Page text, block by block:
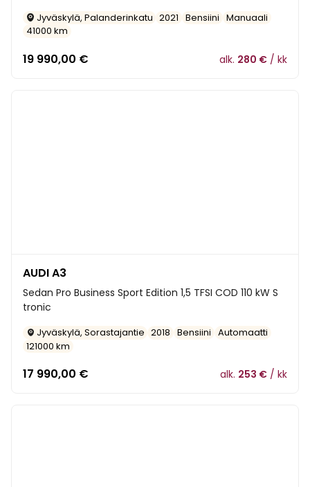
Jyväskylä, Palanderinkatu 2021 Bensiini Manuaali
41000 km
19 990,00 € alk. 280 € / kk
AUDI A3
Sedan Pro Business Sport Edition 1,5 TFSI COD 110 kW S
tronic
Jyväskylä, Sorastajantie 2018 Bensiini Automaatti
121000 km
17 990,00 € alk. 253 € / kk